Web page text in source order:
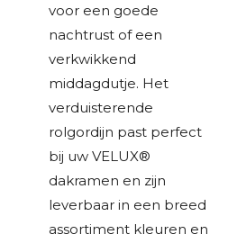
voor een goede
nachtrust of een
verkwikkend
middagdutje. Het
verduisterende
rolgordijn past perfect
bij uw VELUX®
dakramen en zijn
leverbaar in een breed
assortiment kleuren en